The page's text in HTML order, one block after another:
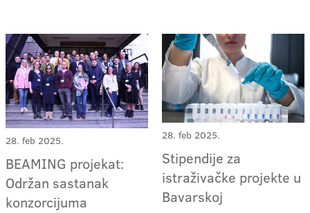
28. feb 2025.
BEAMING projekat:
Održan sastanak
konzorcijuma
28. feb 2025.
Stipendije za
istraživačke projekte u
Bavarskoj